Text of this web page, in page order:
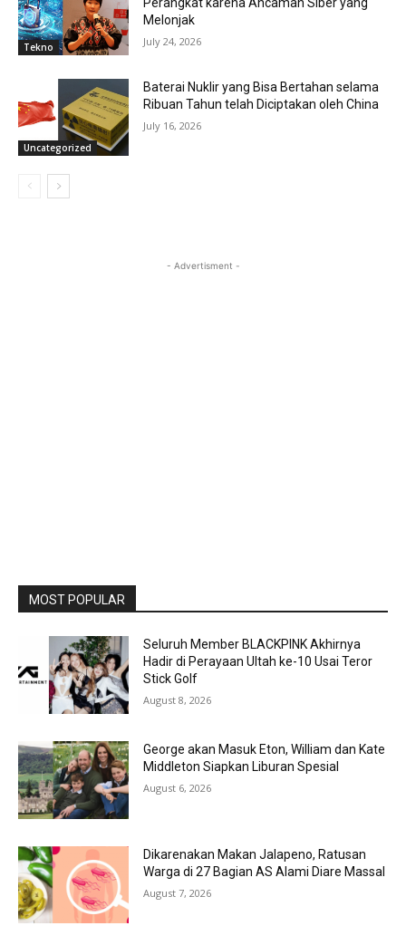
Tekno
Melonjak
July 24, 2026
Uncategorized
Baterai Nuklir yang Bisa Bertahan selama
Ribuan Tahun telah Diciptakan oleh China
July 16, 2026
- Advertisment -
MOST POPULAR
Seluruh Member BLACKPINK Akhirnya
Hadir di Perayaan Ultah ke-10 Usai Teror
Stick Golf
August 8, 2026
George akan Masuk Eton, William dan Kate
Middleton Siapkan Liburan Spesial
August 6, 2026
Dikarenakan Makan Jalapeno, Ratusan
Warga di 27 Bagian AS Alami Diare Massal
August 7, 2026